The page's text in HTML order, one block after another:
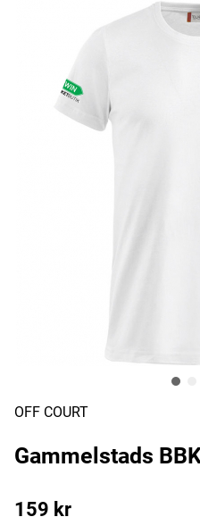
OFF COURT
Gammelstads
159 kr